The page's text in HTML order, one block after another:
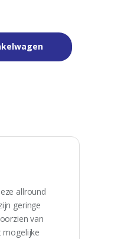
allround
geringe
van
mogelijke